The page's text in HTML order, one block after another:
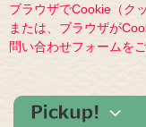
ブラウザでCookie（ク
または、ブラウザが
問い合わせフォームを